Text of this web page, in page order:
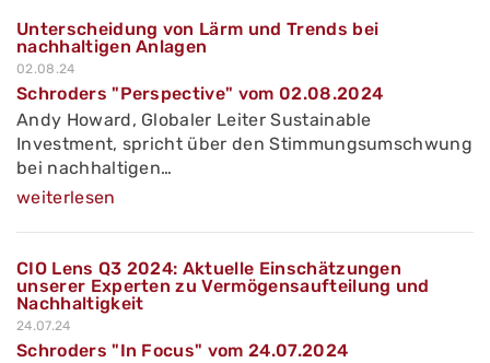
Unterscheidung von Lärm und Trends bei
nachhaltigen Anlagen
02.08.24
Schroders "Perspective" vom 02.08.2024
Andy Howard, Globaler Leiter Sustainable
Investment, spricht über den Stimmungsumschwung
bei nachhaltigen…
weiterlesen
CIO Lens Q3 2024: Aktuelle Einschätzungen
unserer Experten zu Vermögensaufteilung und
Nachhaltigkeit
24.07.24
Schroders "In Focus" vom 24.07.2024